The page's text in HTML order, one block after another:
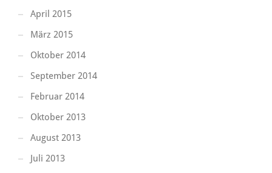
April 2015
März 2015
Oktober 2014
September 2014
Februar 2014
Oktober 2013
August 2013
Juli 2013